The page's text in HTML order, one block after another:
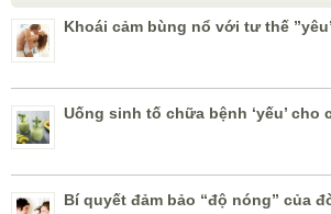
Khoái cảm bùng nổ với tư thế
Uống sinh tố chữa bệnh ‘yếu’ cho
Bí quyết đảm bảo “độ nóng” của